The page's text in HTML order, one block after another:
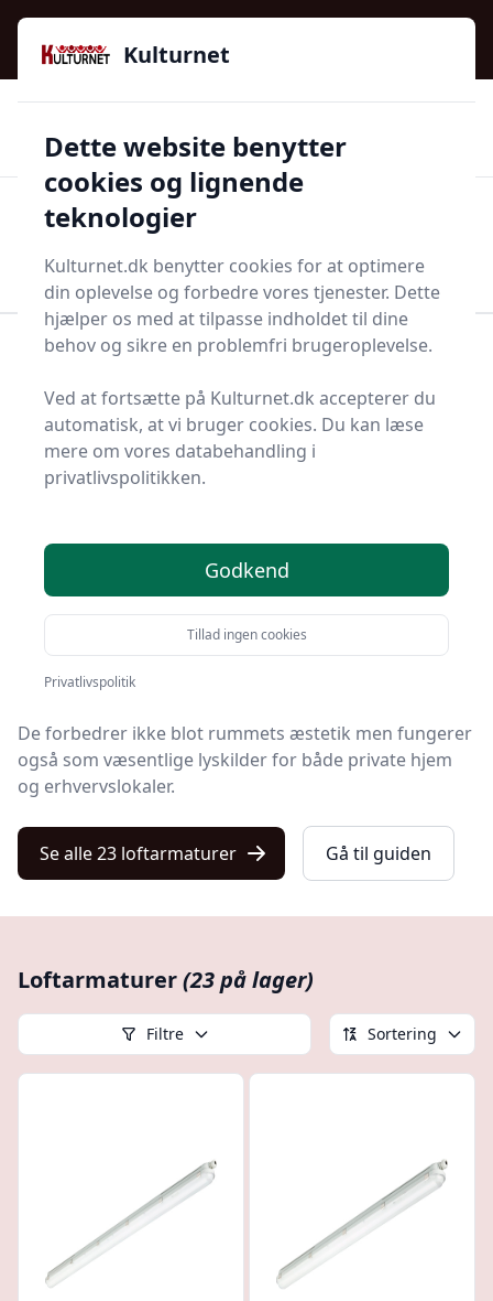
Kulturnet - Alt Det Gode I Livet | Din Kulturguide Siden
2016
97 kategorier 👍Kun godkendte butikker
Start søgning
Bolig og indretning
Lamper og tilbehør
Loftarmaturer - 23 på
lager
Velkommen til vores omfattende guide om
loftarmaturer, hvor vi dykker ned i alt, hvad du har
brug for at vide om denne type belysning.
Loftarmaturer, også kendt som loftslamper eller
loftlys, er afgørende elementer i moderne indretning.
De forbedrer ikke blot rummets æstetik men fungerer
også som væsentlige lyskilder for både private hjem
og erhvervslokaler.
Se alle 23 loftarmaturer Gå til guiden
Loftarmaturer(23 på lager)
Filtre Sortering
Kulturnet
Dette website benytter
cookies og lignende
teknologier
Kulturnet.dk benytter cookies for at optimere
din oplevelse og forbedre vores tjenester. Dette
hjælper os med at tilpasse indholdet til dine
behov og sikre en problemfri brugeroplevelse.
Ved at fortsætte på Kulturnet.dk accepterer du
automatisk, at vi bruger cookies. Du kan læse
mere om vores databehandling i
privatlivspolitikken.
Godkend
Tillad ingen cookies
Privatlivspolitik